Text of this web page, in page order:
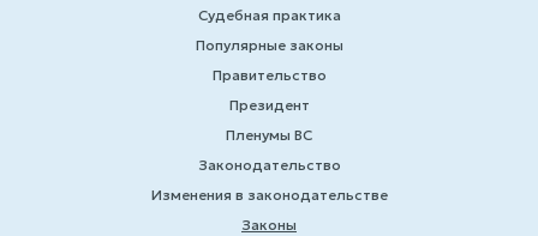
Судебная практика
Популярные законы
Правительство
Президент
Пленумы ВС
Законодательство
Изменения в законодательстве
Законы